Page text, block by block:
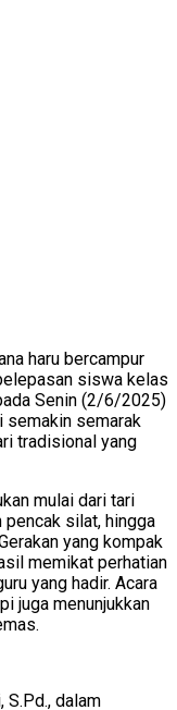
haru bercampur
siswa kelas
Senin (2/6/2025)
semakin semarak
tradisional yang
mulai dari tari
silat, hingga
yang kompak
memikat perhatian
yang hadir. Acara
juga menunjukkan
S.Pd., dalam